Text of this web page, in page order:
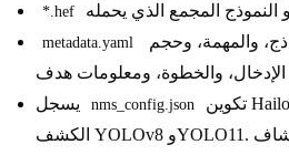
*.hef
metadata.yaml
nms_config.json
الكشف YOLOv8 وYOLO11. اكتشاف YOLO26 وجميع المهام